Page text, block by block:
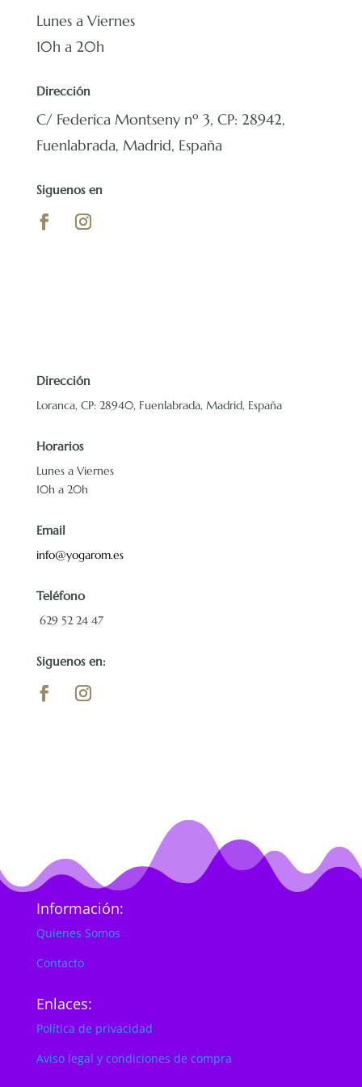
Lunes a Viernes
10h a 20h
Dirección
C/ Federica Montseny nº 3, CP: 28942,
Fuenlabrada, Madrid, España
Siguenos en
Dirección
Loranca, CP: 28940, Fuenlabrada, Madrid, España
Horarios
Lunes a Viernes
10h a 20h
Email
info@yogarom.es
Teléfono
629 52 24 47
Siguenos en:
Información:
Quienes Somos
Contacto
Enlaces:
Política de privacidad
Aviso legal y condiciones de compra